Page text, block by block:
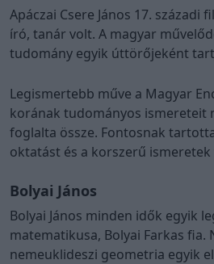
Apáczai Csere János 17. századi
író, tanár volt. A magyar
tudomány egyik úttörőjeként
Legismertebb műve a Magyar
korának tudományos ismereteit
foglalta össze. Fontosnak
oktatást és a korszerű
Bolyai János
Bolyai János minden idők egyik
matematikusa, Bolyai Farkas fia.
nemeuklideszi geometria egyik